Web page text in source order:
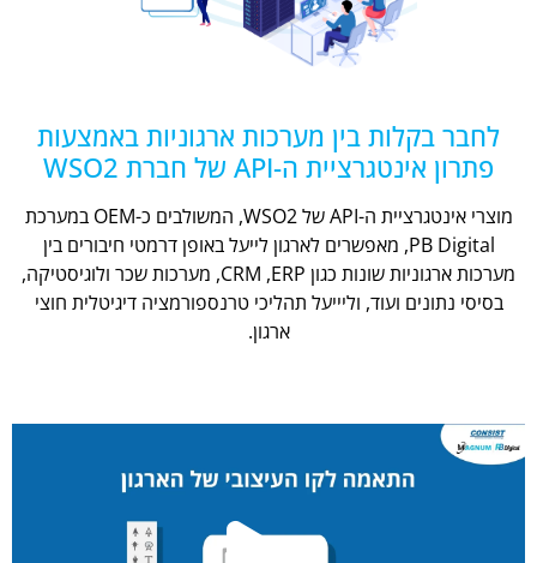
לחבר בקלות בין מערכות ארגוניות באמצעות
פתרון אינטגרציית ה-API של חברת WSO2
מוצרי אינטגרציית ה-API של WSO2, המשולבים כ-OEM במערכת
PB Digital, מאפשרים לארגון לייעל באופן דרמטי חיבורים בין
מערכות ארגוניות שונות כגון CRM ,ERP, מערכות שכר ולוגיסטיקה,
בסיסי נתונים ועוד, וליייעל תהליכי טרנספורמציה דיגיטלית חוצי
ארגון.